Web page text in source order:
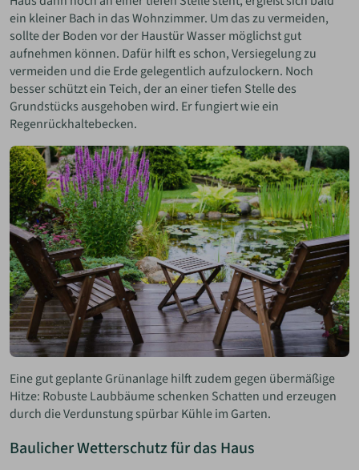
ein kleiner Bach in das Wohnzimmer. Um das zu vermeiden,
sollte der Boden vor der Haustür Wasser möglichst gut
aufnehmen können. Dafür hilft es schon, Versiegelung zu
vermeiden und die Erde gelegentlich aufzulockern. Noch
besser schützt ein Teich, der an einer tiefen Stelle des
Grundstücks ausgehoben wird. Er fungiert wie ein
Regenrückhaltebecken.
Eine gut geplante Grünanlage hilft zudem gegen übermäßige
Hitze: Robuste Laubbäume schenken Schatten und erzeugen
durch die Verdunstung spürbar Kühle im Garten.
Baulicher Wetterschutz für das Haus